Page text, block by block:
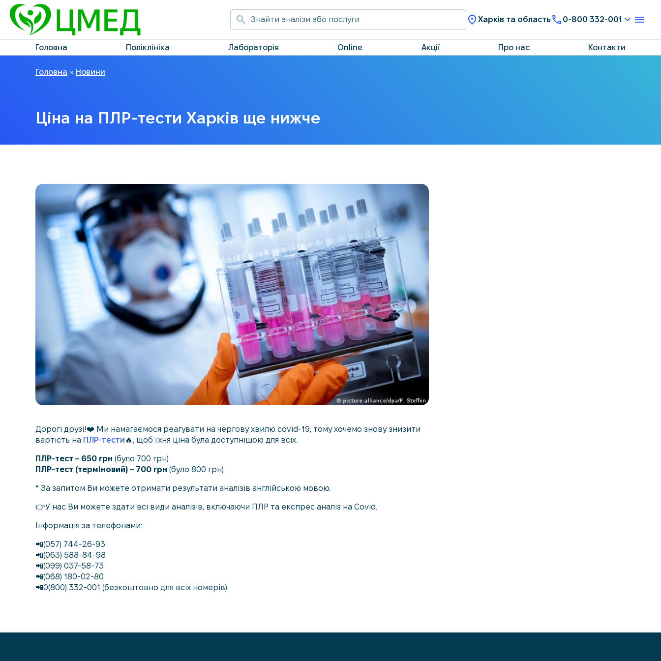
Харків та область 0-800 332-001
Головна Поліклініка Лабораторія Online Акції Про нас Контакти
Головна » Новини
Ціна на ПЛР-тести Харків ще нижче
Дорогі друзі!❤️ Ми намагаємося реагувати на чергову хвилю covid-19, тому хочемо знову знизити
вартість на ПЛР-тести 🔥, щоб їхня ціна була доступнішою для всіх.
ПЛР-тест – 650 грн (було 700 грн)
ПЛР-тест (терміновий) – 700 грн (було 800 грн)
* За запитом Ви можете отримати результати аналізів англійською мовою.
👉У нас Ви можете здати всі види аналізів, включаючи ПЛР та експрес аналіз на Covid.
Інформація за телефонами:
📲(057) 744-26-93
📲(063) 588-84-98
📲(099) 037-58-73
📲(068) 180-02-80
📲0(800) 332-001 (безкоштовно для всіх номерів)